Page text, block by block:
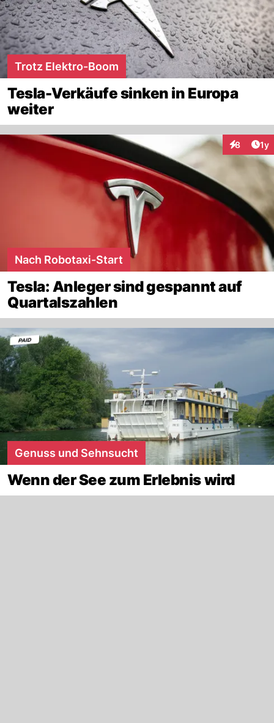
Trotz Elektro-Boom
Tesla-Verkäufe sinken in Europa
weiter
8 1y
Nach Robotaxi-Start
Tesla: Anleger sind gespannt auf
Quartalszahlen
Genuss und Sehnsucht
Wenn der See zum Erlebnis wird